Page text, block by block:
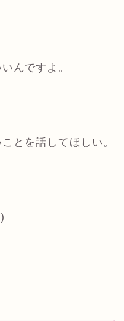
んですよ。
とを話してほしい。